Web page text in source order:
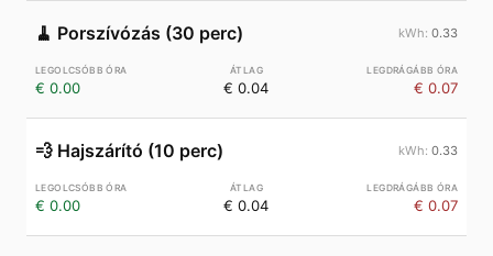
🧹 Porszívózás (30 perc) 0.33
€ 0.00 € 0.04 € 0.07
💨 Hajszárító (10 perc) 0.33
€ 0.00 € 0.04 € 0.07